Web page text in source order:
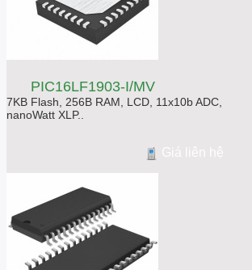
PIC16LF1903-I/MV
7KB Flash, 256B RAM, LCD, 11x10b ADC,
nanoWatt XLP..
Giá liên hệ